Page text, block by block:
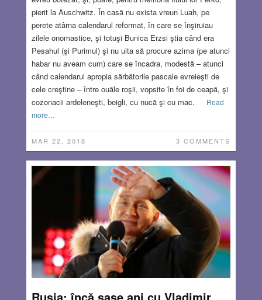
pierit la Auschwitz. În casă nu exista vreun Luah, pe
perete atârna calendarul reformat, în care se înşiruiau
zilele onomastice, şi totuşi Bunica Erzsi ştia când era
Pesahul (şi Purimul) şi nu uita să procure azima (pe atunci
habar nu aveam cum) care se încadra, modestă – atunci
când calendarul apropia sărbătorile pascale evreieşti de
cele creştine – între ouăle roşii, vopsite în foi de ceapă, şi
cozonacii ardeleneşti, beigli, cu nucă şi cu mac.
Read
more…
MAR 22, 2018 3 COMMENTS